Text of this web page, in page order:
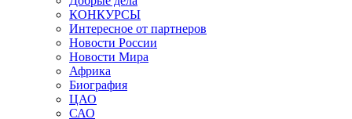
КОНКУРСЫ
Интересное от партнеров
Новости России
Новости Мира
Африка
Биография
ЦАО
САО